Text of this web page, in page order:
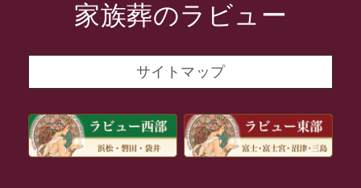
家族葬のラビュー
サイトマップ